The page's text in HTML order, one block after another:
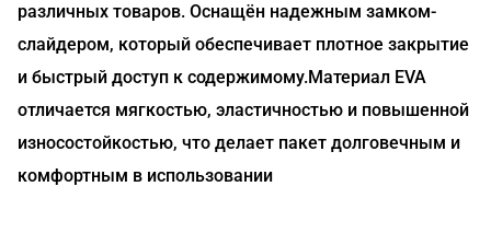
различных товаров. Оснащён надежным замком-
слайдером, который обеспечивает плотное закрытие
и быстрый доступ к содержимому.Материал EVA
отличается мягкостью, эластичностью и повышенной
износостойкостью, что делает пакет долговечным и
комфортным в использовании